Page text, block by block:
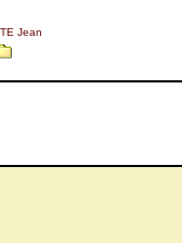
Jean